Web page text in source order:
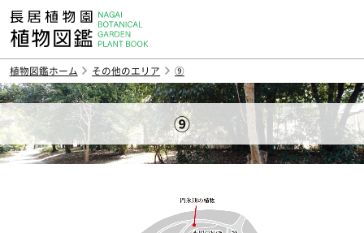
植物図鑑ホーム その他のエリア ⑨
⑨